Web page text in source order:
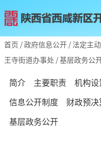
首页 /政府信息公开 / 法定主
王寺街道办事处 /基层政务公
简介 主要职责 机构设
信息公开制度
财政预
基层政务公开